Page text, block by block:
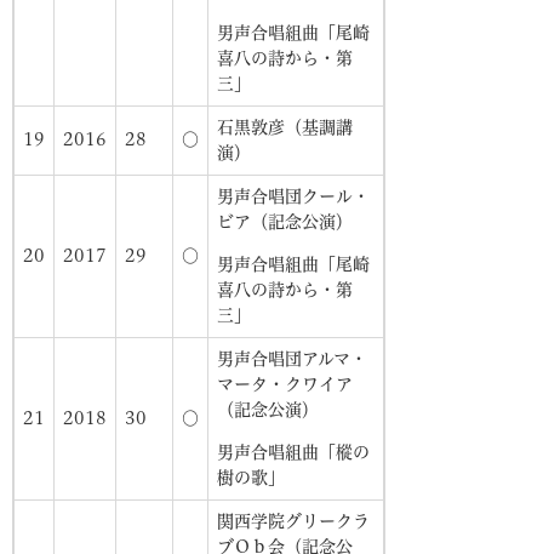
男声合唱組曲「尾崎
喜八の詩から・第
三」
19 2016 28 ○
石黒敦彦（基調講
演）
20 2017 29 ○
男声合唱団クール・
ビア（記念公演）
男声合唱組曲「尾崎
喜八の詩から・第
三」
21 2018 30 〇
男声合唱団アルマ・
マータ・クワイア
（記念公演）
男声合唱組曲「樅の
樹の歌」
関西学院グリークラ
ブＯｂ会（記念公